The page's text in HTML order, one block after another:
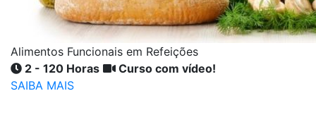
Alimentos Funcionais em Refeições
2 - 120 Horas
Curso com vídeo!
SAIBA MAIS